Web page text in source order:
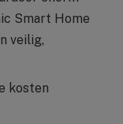
Smart Home
veilig,
kosten